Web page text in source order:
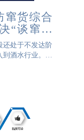
窜货综合
“谈窜色
还处于不发达阶
酒水行业。通
制的区域进行